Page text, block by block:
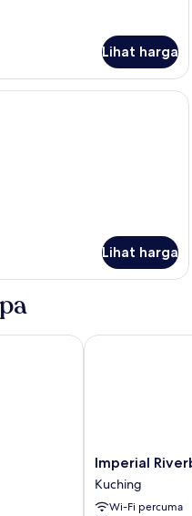
Lihat harga
Bar mini, peti besi dalam bilik,
Lihat harga
Imperial
Riverbank
Hotel
Kuching
Imperial
Kuching
Wi-Fi percuma
Imperial